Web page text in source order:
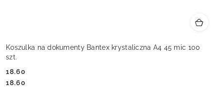
Koszulka na dokumenty Bantex krystaliczna A4 45 mic 100
szt.
Cena:
18.60
Cena:
18.60